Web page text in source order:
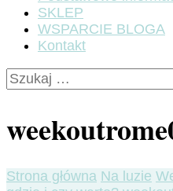
SKLEP
WSPARCIE BLOGA
Kontakt
Szukaj:
Strona główna Na luzie